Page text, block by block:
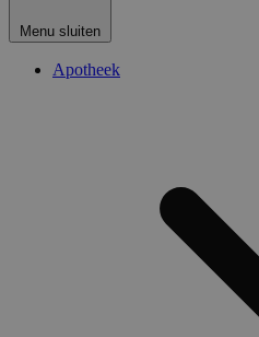
Menu sluiten
Apotheek